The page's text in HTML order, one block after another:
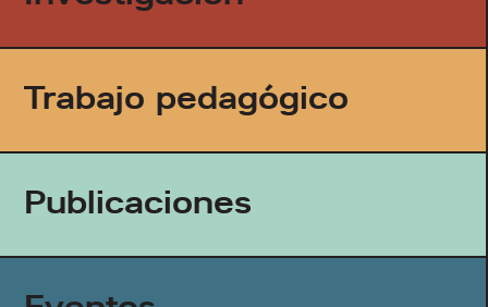
Trabajo pedagógico
Publicaciones